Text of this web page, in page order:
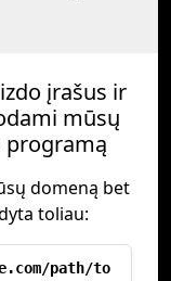
įrašus ir
mūsų
programą
domeną bet
toliau:
path/to